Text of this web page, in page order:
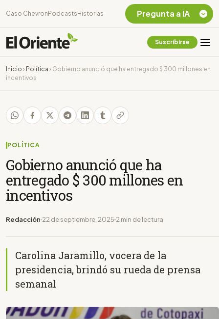
Caso Chevron Podcasts Historias
Suscribirse
Inicio › Política › Gobierno anunció que ha entregado $ 300 millones en
incentivos
POLÍTICA
Gobierno anunció que ha
entregado $ 300 millones en
incentivos
Redacción 22 de septiembre, 2025 2 min de lectura
Carolina Jaramillo, vocera de la
presidencia, brindó su rueda de prensa
semanal
Pregunta a IA
Chevron Ecuador